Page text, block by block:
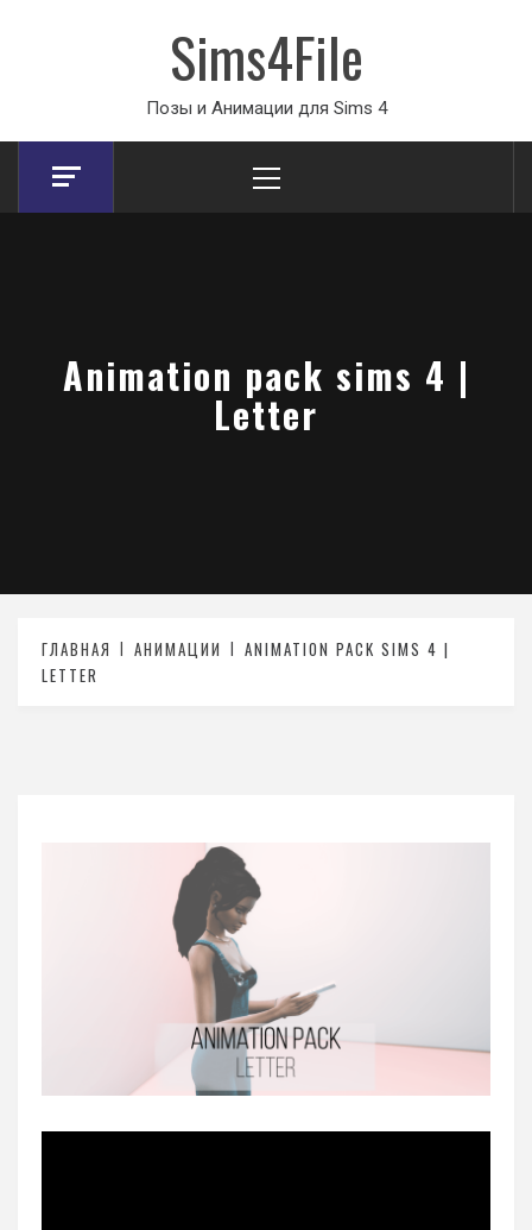
Sims4File
Позы и Анимации для Sims 4
Menu
Animation pack sims 4 |
Letter
ГЛАВНАЯ АНИМАЦИИ
ANIMATION PACK SIMS 4 |
LETTER